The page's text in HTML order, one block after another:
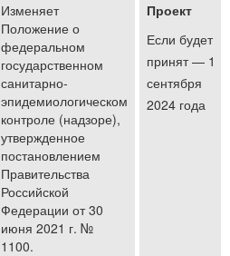
Изменяет
Положение о
федеральном
государственном
санитарно-
эпидемиологическом
контроле (надзоре),
утвержденное
постановлением
Правительства
Российской
Федерации от 30
июня 2021 г. №
1100.
Проект
Если будет
принят — 1
сентября
2024 года